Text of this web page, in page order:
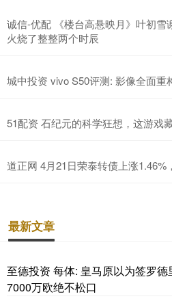
诚信-优配 《楼台高悬映月》叶初雪
火烧了整整两个时辰
城中投资 vivo S50评测: 影像全面重
51配资 石纪元的科学狂想，这游戏
道正网 4月21日荣泰转债上涨1.46%
最新文章
至德投资 每体: 皇马原以为签罗
7000万欧绝不松口